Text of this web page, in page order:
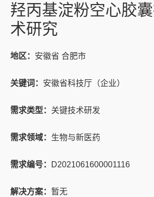
羟丙基淀粉空心胶
术研究
地区： 安徽省 合肥市
关键词： 安徽省科技厅（企业）
需求类型： 关键技术研发
需求领域： 生物与新医药
需求编号： D2021061600001116
解决方案： 暂无